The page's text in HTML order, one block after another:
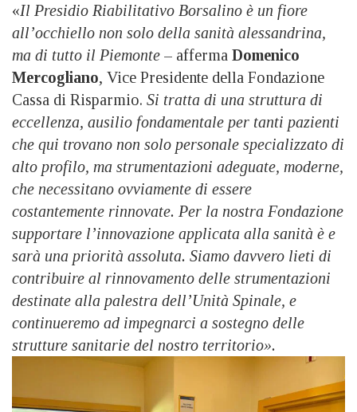
«Il Presidio Riabilitativo Borsalino è un fiore
all’occhiello non solo della sanità alessandrina,
ma di tutto il Piemonte – afferma Domenico
Mercogliano, Vice Presidente della Fondazione
Cassa di Risparmio. Si tratta di una struttura di
eccellenza, ausilio fondamentale per tanti pazienti
che qui trovano non solo personale specializzato di
alto profilo, ma strumentazioni adeguate, moderne,
che necessitano ovviamente di essere
costantemente rinnovate. Per la nostra Fondazione
supportare l’innovazione applicata alla sanità è e
sarà una priorità assoluta. Siamo davvero lieti di
contribuire al rinnovamento delle strumentazioni
destinate alla palestra dell’Unità Spinale, e
continueremo ad impegnarci a sostegno delle
strutture sanitarie del nostro territorio».